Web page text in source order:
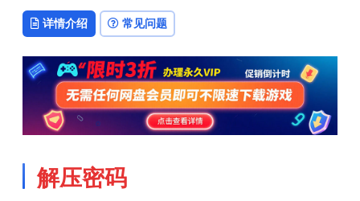
详情介绍 常见问题
解压密码